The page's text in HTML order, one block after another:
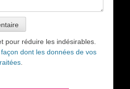
pour réduire les indésirables.
dont les données de vos